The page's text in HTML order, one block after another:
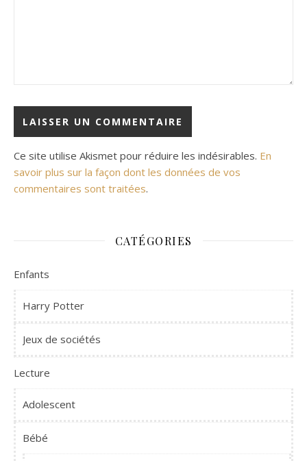
Ce site utilise Akismet pour réduire les indésirables. En
savoir plus sur la façon dont les données de vos
commentaires sont traitées.
CATÉGORIES
Enfants
Harry Potter
Jeux de sociétés
Lecture
Adolescent
Bébé